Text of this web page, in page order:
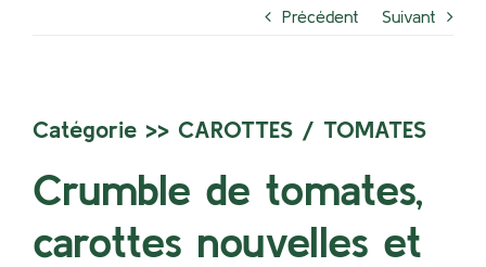
Précédent Suivant
Catégorie >> CAROTTES / TOMATES
Crumble de tomates,
carottes nouvelles et